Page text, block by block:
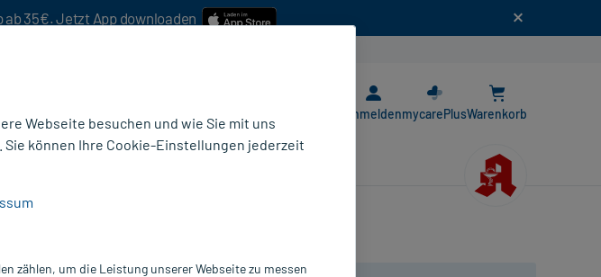
ab 35€. Jetzt App downloaden
AnmeldenmycarePlusWarenkorb
Webseite besuchen und wie Sie mit uns
können Ihre Cookie-Einstellungen jederzeit
zählen, um die Leistung unserer Webseite zu messen